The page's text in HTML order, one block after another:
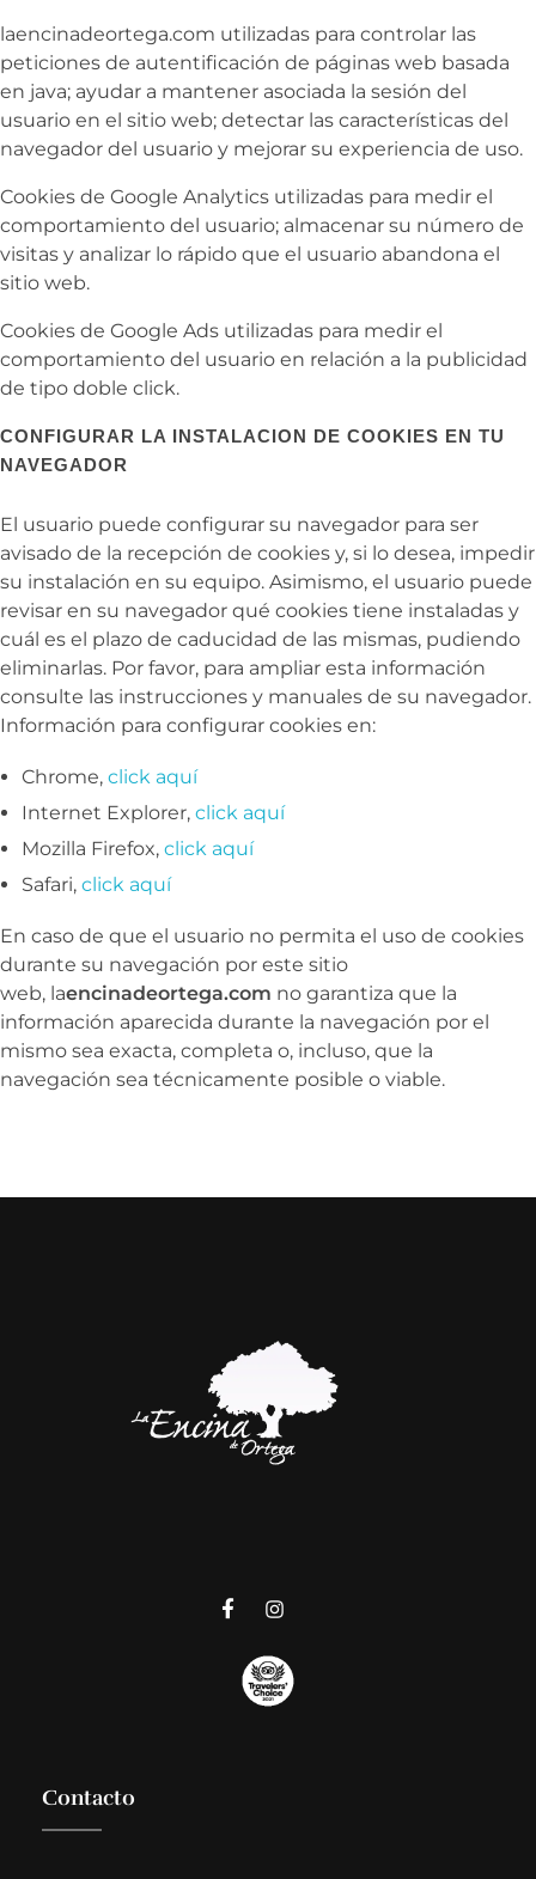
laencinadeortega.com utilizadas para controlar las
peticiones de autentificación de páginas web basada
en java; ayudar a mantener asociada la sesión del
usuario en el sitio web; detectar las características del
navegador del usuario y mejorar su experiencia de uso.
Cookies de Google Analytics utilizadas para medir el
comportamiento del usuario; almacenar su número de
visitas y analizar lo rápido que el usuario abandona el
sitio web.
Cookies de Google Ads utilizadas para medir el
comportamiento del usuario en relación a la publicidad
de tipo doble click.
CONFIGURAR LA INSTALACION DE COOKIES EN TU
NAVEGADOR
El usuario puede configurar su navegador para ser
avisado de la recepción de cookies y, si lo desea, impedir
su instalación en su equipo. Asimismo, el usuario puede
revisar en su navegador qué cookies tiene instaladas y
cuál es el plazo de caducidad de las mismas, pudiendo
eliminarlas. Por favor, para ampliar esta información
consulte las instrucciones y manuales de su navegador.
Información para configurar cookies en:
Chrome, click aquí
Internet Explorer, click aquí
Mozilla Firefox, click aquí
Safari, click aquí
En caso de que el usuario no permita el uso de cookies
durante su navegación por este sitio
web, laencinadeortega.com no garantiza que la
información aparecida durante la navegación por el
mismo sea exacta, completa o, incluso, que la
navegación sea técnicamente posible o viable.
Contacto